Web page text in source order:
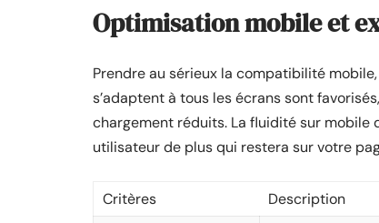
Optimisation mobile et
Prendre au sérieux la compatibilité
s’adaptent à tous les écrans sont
chargement réduits. La fluidité sur mobile
utilisateur de plus qui restera sur votre
Critères
Description